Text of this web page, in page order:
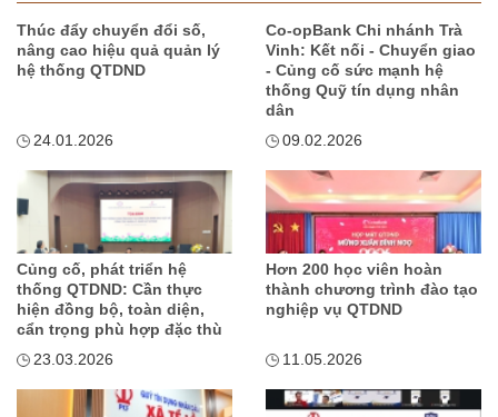
Thúc đẩy chuyển đổi số,
nâng cao hiệu quả quản lý
hệ thống QTDND
24.01.2026
Co-opBank Chi nhánh Trà
Vinh: Kết nối - Chuyển giao
- Củng cố sức mạnh hệ
thống Quỹ tín dụng nhân
dân
09.02.2026
Củng cố, phát triển hệ
thống QTDND: Cần thực
hiện đồng bộ, toàn diện,
cẩn trọng phù hợp đặc thù
23.03.2026
Hơn 200 học viên hoàn
thành chương trình đào tạo
nghiệp vụ QTDND
11.05.2026